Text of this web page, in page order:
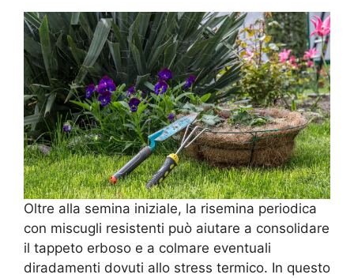
Oltre alla semina iniziale, la risemina periodica
con miscugli resistenti può aiutare a consolidare
il tappeto erboso e a colmare eventuali
diradamenti dovuti allo stress termico. In questo